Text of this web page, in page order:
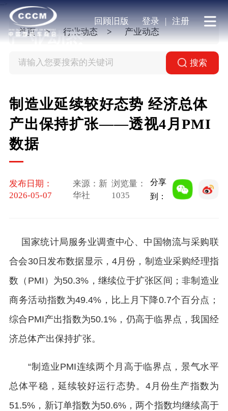
-->
回顾旧版 登录 | 注册
产业动态
首页 行业动态 产业动态
搜索
制造业延续较好态势 经济总体
产出保持扩张——透视4月PMI
数据
发布日期：
2026-05-07
来源：新
华社
浏览量：
1035
分享
到：
国家统计局服务业调查中心、中国物流与采购联
合会30日发布数据显示，4月份，制造业采购经理指
数（PMI）为50.3%，继续位于扩张区间；非制造业
商务活动指数为49.4%，比上月下降0.7个百分点；
综合PMI产出指数为50.1%，仍高于临界点，我国经
济总体产出保持扩张。
“制造业PMI连续两个月高于临界点，景气水平
总体平稳，延续较好运行态势。4月份生产指数为
51.5%，新订单指数为50.6%，两个指数均继续高于